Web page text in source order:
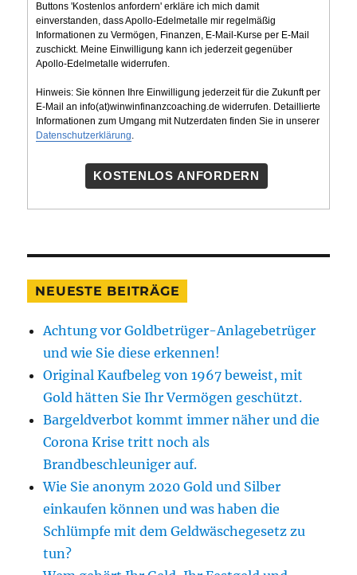
Buttons 'Kostenlos anfordern' erkläre ich mich damit
einverstanden, dass Apollo-Edelmetalle mir regelmäßig
Informationen zu Vermögen, Finanzen, E-Mail-Kurse per E-Mail
zuschickt. Meine Einwilligung kann ich jederzeit gegenüber
Apollo-Edelmetalle widerrufen.
Hinweis: Sie können Ihre Einwilligung jederzeit für die Zukunft per
E-Mail an info(at)winwinfinanzcoaching.de widerrufen. Detaillierte
Informationen zum Umgang mit Nutzerdaten finden Sie in unserer
Datenschutzerklärung.
KOSTENLOS ANFORDERN
NEUESTE BEITRÄGE
Achtung vor Goldbetrüger-Anlagebetrüger
und wie Sie diese erkennen!
Original Kaufbeleg von 1967 beweist, mit
Gold hätten Sie Ihr Vermögen geschützt.
Bargeldverbot kommt immer näher und die
Corona Krise tritt noch als
Brandbeschleuniger auf.
Wie Sie anonym 2020 Gold und Silber
einkaufen können und was haben die
Schlümpfe mit dem Geldwäschegesetz zu
tun?